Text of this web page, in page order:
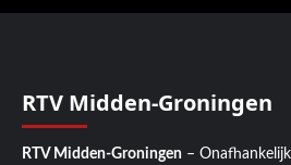
RTV Midden-Groningen
RTV Midden-Groningen –